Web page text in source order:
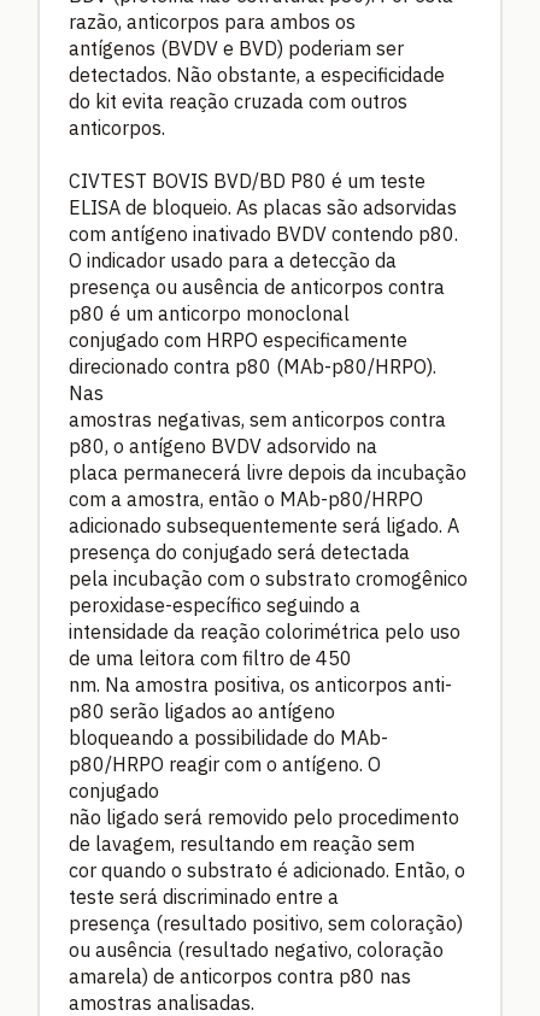
razão, anticorpos para ambos os
antígenos (BVDV e BVD) poderiam ser
detectados. Não obstante, a especificidade
do kit evita reação cruzada com outros
anticorpos.
CIVTEST BOVIS BVD/BD P80 é um teste
ELISA de bloqueio. As placas são adsorvidas
com antígeno inativado BVDV contendo p80.
O indicador usado para a detecção da
presença ou ausência de anticorpos contra
p80 é um anticorpo monoclonal
conjugado com HRPO especificamente
direcionado contra p80 (MAb-p80/HRPO).
Nas
amostras negativas, sem anticorpos contra
p80, o antígeno BVDV adsorvido na
placa permanecerá livre depois da incubação
com a amostra, então o MAb-p80/HRPO
adicionado subsequentemente será ligado. A
presença do conjugado será detectada
pela incubação com o substrato cromogênico
peroxidase-específico seguindo a
intensidade da reação colorimétrica pelo uso
de uma leitora com filtro de 450
nm. Na amostra positiva, os anticorpos anti-
p80 serão ligados ao antígeno
bloqueando a possibilidade do MAb-
p80/HRPO reagir com o antígeno. O
conjugado
não ligado será removido pelo procedimento
de lavagem, resultando em reação sem
cor quando o substrato é adicionado. Então, o
teste será discriminado entre a
presença (resultado positivo, sem coloração)
ou ausência (resultado negativo, coloração
amarela) de anticorpos contra p80 nas
amostras analisadas.